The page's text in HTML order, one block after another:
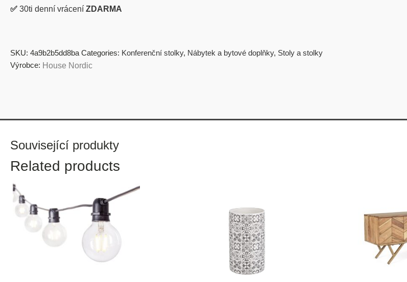
✅ 30ti denní vrácení ZDARMA
SKU: 4a9b2b5dd8ba Categories: Konferenční stolky, Nábytek a bytové doplňky, Stoly a stolky
Výrobce: House Nordic
Související produkty
Related products